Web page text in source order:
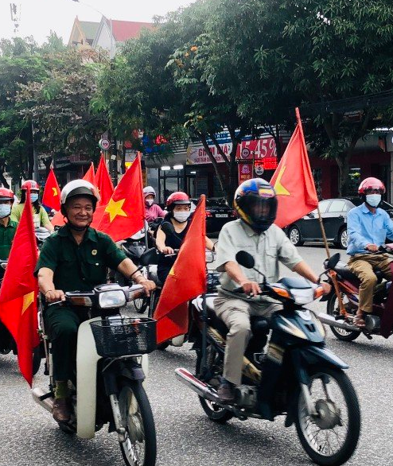
ảnh những chú chó
Hàng nghìn người chạy